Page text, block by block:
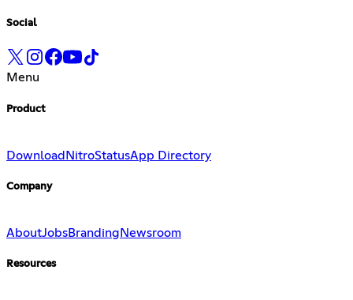
Social
Menu
Product
Download NitroStatusApp Directory
Company
AboutJobsBranding Newsroom
Resources